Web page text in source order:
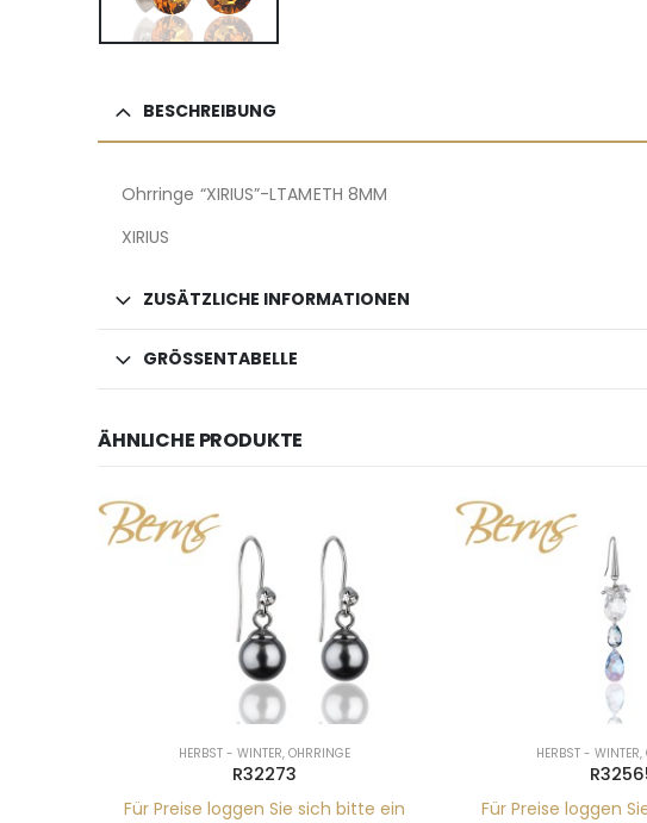
BESCHREIBUNG
Ohrringe “XIRIUS”-LTAMETH 8MM
XIRIUS
ZUSÄTZLICHE INFORMATIONEN
GRÖSSENTABELLE
ÄHNLICHE PRODUKTE
HERBST - WINTER, OHRRINGE
R32273
Für Preise loggen Sie sich bitte ein
HERBST - WINTER,
Für Preise loggen